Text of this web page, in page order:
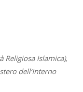
Religiosa Islamica),
dell’Interno